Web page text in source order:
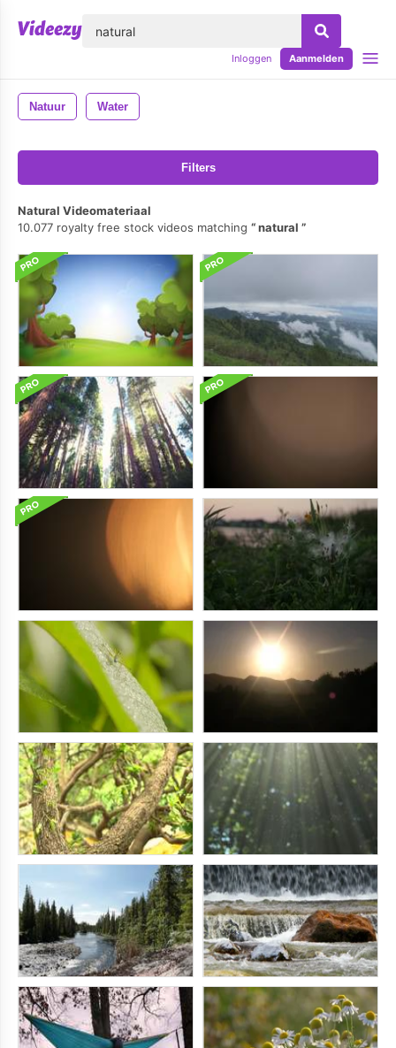
Inloggen Aanmelden
Natuur Water
Filters
Natural Videomateriaal
10.077 royalty free stock videos matching
natural